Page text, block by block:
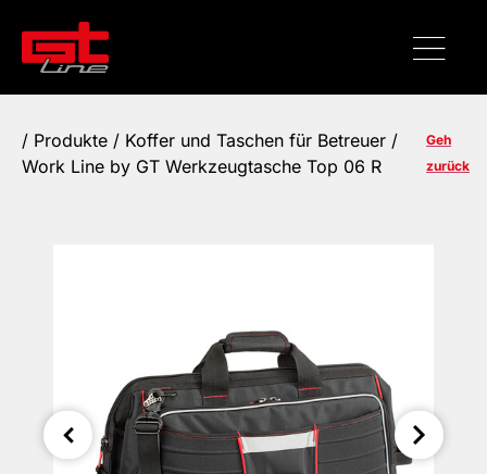
/ Produkte / Koffer und Taschen für Betreuer /
Work Line by GT Werkzeugtasche Top 06 R
Geh
zurück